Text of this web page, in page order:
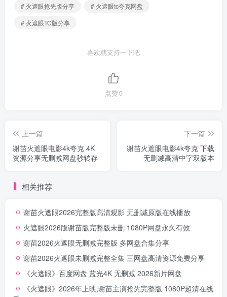
# 火遮眼抢先版分享
# 火遮眼tc夸克网盘
# 火遮眼TC版分享
喜欢就支持一下吧
点赞0
上一篇
谢苗火遮眼电影4k夸克 4K
资源分享无删减网盘秒转存
下一篇
谢苗火遮眼电影4k夸克 下载
无删减高清中字双版本
相关推荐
谢苗火遮眼2026完整版高清观影 无删减原版在线播放
火遮眼2026版谢苗版完整版未删 1080P网盘永久有效
谢苗2026火遮眼无删减完整版 多网盘合集分享
谢苗2026火遮眼未删减完整全集 三网盘高清资源免费分享
《火遮眼》百度网盘 蓝光4K 无删减 2026新片网盘
《火遮眼》2026年上映,谢苗主演抢先完整版 1080P超清在线